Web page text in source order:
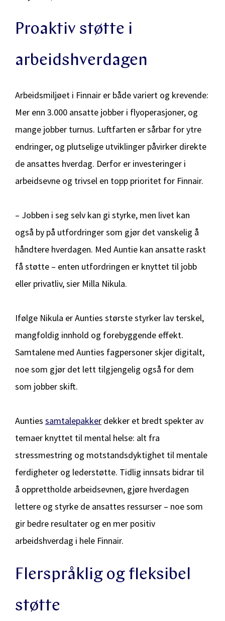
Proaktiv støtte i
arbeidshverdagen
Arbeidsmiljøet i Finnair er både variert og krevende:
Mer enn 3.000 ansatte jobber i flyoperasjoner, og
mange jobber turnus. Luftfarten er sårbar for ytre
endringer, og plutselige utviklinger påvirker direkte
de ansattes hverdag. Derfor er investeringer i
arbeidsevne og trivsel en topp prioritet for Finnair.
– Jobben i seg selv kan gi styrke, men livet kan
også by på utfordringer som gjør det vanskelig å
håndtere hverdagen. Med Auntie kan ansatte raskt
få støtte – enten utfordringen er knyttet til jobb
eller privatliv, sier Milla Nikula.
Ifølge Nikula er Aunties største styrker lav terskel,
mangfoldig innhold og forebyggende effekt.
Samtalene med Aunties fagpersoner skjer digitalt,
noe som gjør det lett tilgjengelig også for dem
som jobber skift.
Aunties samtalepakker dekker et bredt spekter av
temaer knyttet til mental helse: alt fra
stressmestring og motstandsdyktighet til mentale
ferdigheter og lederstøtte. Tidlig innsats bidrar til
å opprettholde arbeidsevnen, gjøre hverdagen
lettere og styrke de ansattes ressurser – noe som
gir bedre resultater og en mer positiv
arbeidshverdag i hele Finnair.
Flerspråklig og fleksibel
støtte